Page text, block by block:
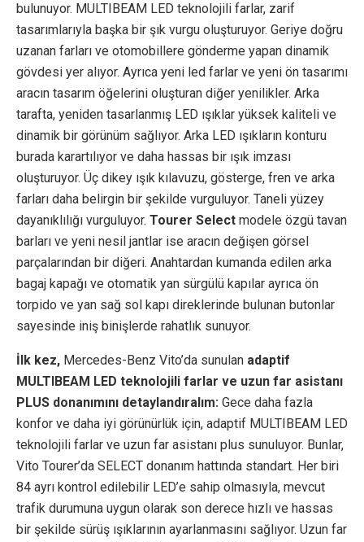
bulunuyor. MULTIBEAM LED teknolojili farlar, zarif
tasarımlarıyla başka bir şık vurgu oluşturuyor. Geriye doğru
uzanan farları ve otomobillere gönderme yapan dinamik
gövdesi yer alıyor. Ayrıca yeni led farlar ve yeni ön tasarımı
aracın tasarım öğelerini oluşturan diğer yenilikler. Arka
tarafta, yeniden tasarlanmış LED ışıklar yüksek kaliteli ve
dinamik bir görünüm sağlıyor. Arka LED ışıkların konturu
burada karartılıyor ve daha hassas bir ışık imzası
oluşturuyor. Üç dikey ışık kılavuzu, gösterge, fren ve arka
farları daha belirgin bir şekilde vurguluyor. Taneli yüzey
dayanıklılığı vurguluyor. Tourer Select modele özgü tavan
barları ve yeni nesil jantlar ise aracın değişen görsel
parçalarından bir diğeri. Anahtardan kumanda edilen arka
bagaj kapağı ve otomatik yan sürgülü kapılar ayrıca ön
torpido ve yan sağ sol kapı direklerinde bulunan butonlar
sayesinde iniş binişlerde rahatlık sunuyor.
İlk kez, Mercedes-Benz Vito’da sunulan adaptif
MULTIBEAM LED teknolojili farlar ve uzun far asistanı
PLUS donanımını detaylandıralım: Gece daha fazla
konfor ve daha iyi görünürlük için, adaptif MULTIBEAM LED
teknolojili farlar ve uzun far asistanı plus sunuluyor. Bunlar,
Vito Tourer’da SELECT donanım hattında standart. Her biri
84 ayrı kontrol edilebilir LED’e sahip olmasıyla, mevcut
trafik durumuna uygun olarak son derece hızlı ve hassas
bir şekilde sürüş ışıklarının ayarlanmasını sağlıyor. Uzun far